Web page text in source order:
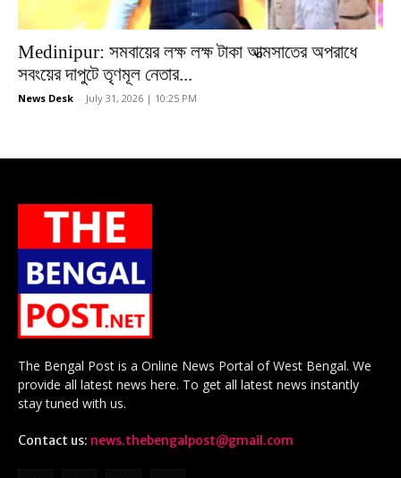
Medinipur: সমবায়ের লক্ষ লক্ষ টাকা আত্মসাতের অপরাধে
সবংয়ের দাপুটে তৃণমূল নেতার...
News Desk - July 31, 2026 | 10:25 PM
The Bengal Post is a Online News Portal of West Bengal. We
provide all latest news here. To get all latest news instantly
stay tuned with us.
Contact us: news.thebengalpost@gmail.com